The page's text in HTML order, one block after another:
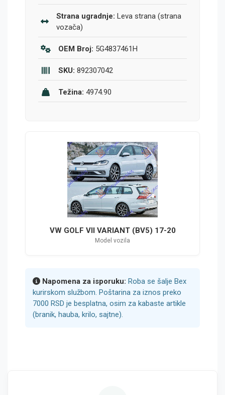
Strana ugradnje: Leva strana (strana
vozača)
OEM Broj: 5G4837461H
SKU: 892307042
Težina: 4974.90
VW GOLF VII VARIANT (BV5) 17-20
Model vozila
Napomena za isporuku: Roba se šalje Bex
kurirskom službom. Poštarina za iznos preko
7000 RSD je besplatna, osim za kabaste artikle
(branik, hauba, krilo, sajtne).